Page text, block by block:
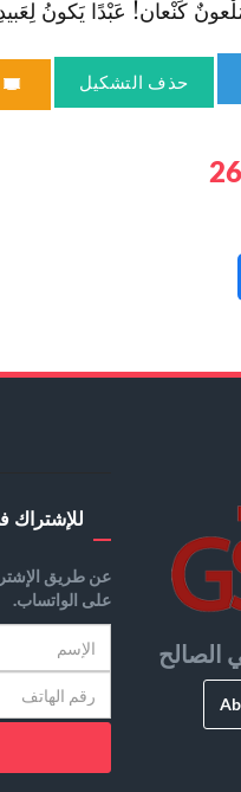
كَنْعان! عَبْدًا يَكونُ لِعَبيدِ
حذف التشكيل
الصالح
للإشتراك
عن طريق
على الواتساب.